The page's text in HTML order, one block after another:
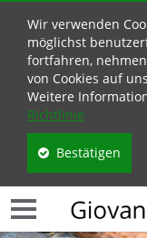
Wir verwenden
möglichst
fortfahren,
von Cookies auf
Weitere
Richtlinie
Bestätigen